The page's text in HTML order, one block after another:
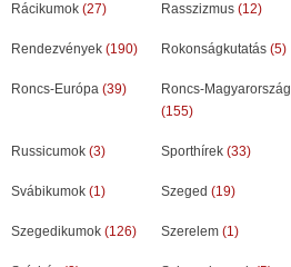
Rácikumok (27) Rasszizmus (12)
Rendezvények (190) Rokonságkutatás (5)
Roncs-Európa (39)
Roncs-Magyarország
(155)
Russicumok (3) Sporthírek (33)
Svábikumok (1) Szeged (19)
Szegedikumok (126) Szerelem (1)